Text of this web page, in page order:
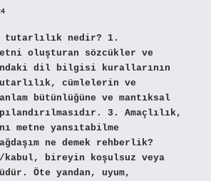
tutarlılık nedir? 1.
oluşturan sözcükler ve
dil bilgisi kurallarının
cümlelerin ve
bütünlüğüne ve mantıksal
3. Amaçlılık,
metne yansıtabilme
ne demek rehberlik?
kabul, bireyin koşulsuz veya
Öte yandan, uyum,